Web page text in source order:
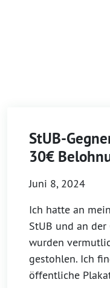
StUB-
30€
Juni 8, 2024
Ich hatte an
StUB und an der
wurden
gestohlen. Ich
öffentliche